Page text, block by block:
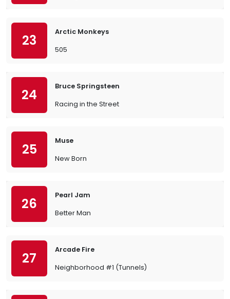
23
Arctic Monkeys
505
24
Bruce Springsteen
Racing in the Street
25
Muse
New Born
26
Pearl Jam
Better Man
27
Arcade Fire
Neighborhood #1 (Tunnels)